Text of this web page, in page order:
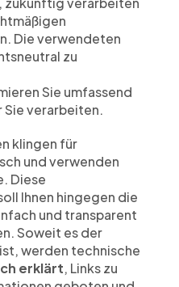
Die verwendeten
zu
Sie umfassend
Sie verarbeiten.
klingen für
und verwenden
Diese
Ihnen hingegen die
und transparent
Soweit es der
erklärt, Links zu